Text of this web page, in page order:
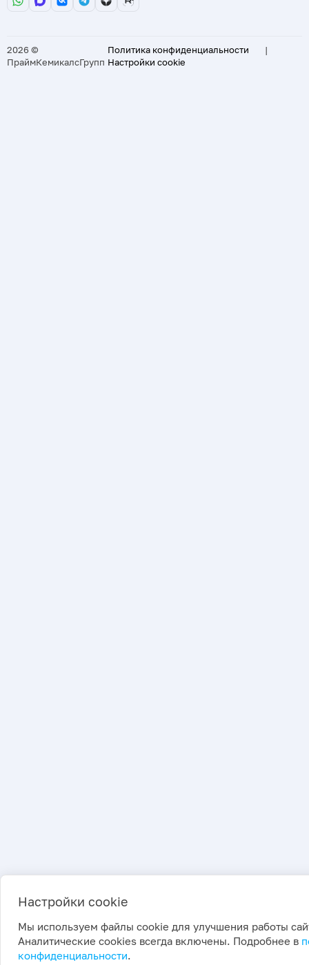
2026 ©
ПраймКемикалсГрупп
Политика конфиденциальности
|
Настройки cookie
Настройки cookie
Мы используем файлы cookie для улучшения работы
Аналитические cookies всегда включены. Подробнее в
конфиденциальности.